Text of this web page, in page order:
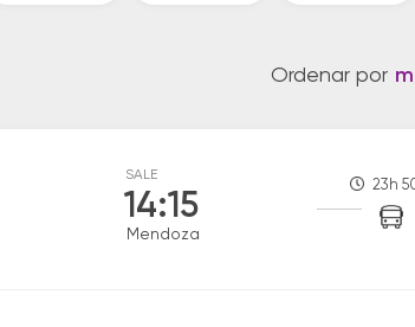
Ordenar por
SALE
14:15
Mendoza
23h